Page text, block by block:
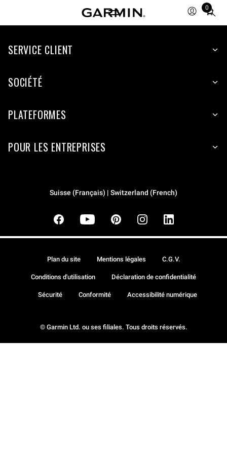
0
Total
SERVICE CLIENT
SOCIÉTÉ
PLATEFORMES
POUR LES ENTREPRISES
Suisse (Français) | Switzerland (French)
© Garmin Ltd. ou ses filiales. Tous droits réservés.
Plan du site Mentions légales C.G.V.
Conditions d'utilisation Déclaration de confidentialité
Sécurité Conformité Accessibilité numérique